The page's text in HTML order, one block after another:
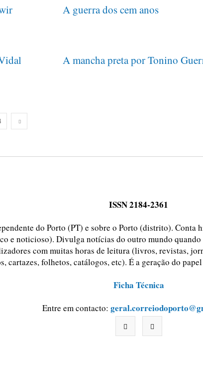
A guerra dos cem anos
A mancha preta por Tonino
ISSN 2184-2361
do Porto (PT) e sobre o Porto (distrito). Conta
e noticioso). Divulga notícias do outro mundo
com muitas horas de leitura (livros, revistas,
cartazes, folhetos, catálogos, etc). É a geração do
Ficha Técnica
Entre em contacto: